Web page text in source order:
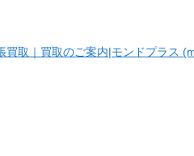
買取｜買取のご案内|モンドプラス